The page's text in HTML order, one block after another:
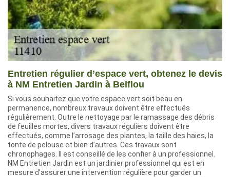
Entretien régulier d’espace vert, obtenez le devis
à NM Entretien Jardin à Belflou
Si vous souhaitez que votre espace vert soit beau en
permanence, nombreux travaux doivent être effectués
régulièrement. Outre le nettoyage par le ramassage des débris
de feuilles mortes, divers travaux réguliers doivent être
effectués, comme l’arrosage des plantes, la taille des haies, la
tonte de pelouse et bien d’autres. Ces travaux sont
chronophages. Il est conseillé de les confier à un professionnel.
NM Entretien Jardin est un jardinier professionnel qui est en
mesure d’assurer une intervention régulière pour garder un